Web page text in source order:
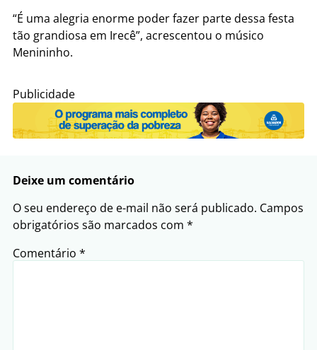
“É uma alegria enorme poder fazer parte dessa festa
tão grandiosa em Irecê”, acrescentou o músico
Menininho.
Publicidade
Deixe um comentário
O seu endereço de e-mail não será publicado. Campos
obrigatórios são marcados com *
Comentário *